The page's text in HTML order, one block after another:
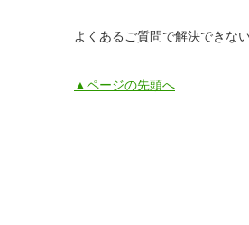
よくあるご質問で解決できな
▲ページの先頭へ